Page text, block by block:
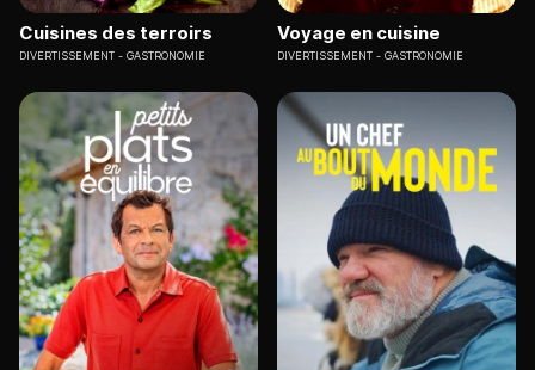
Cuisines des terroirs
DIVERTISSEMENT GASTRONOMIE
Voyage en cuisine
DIVERTISSEMENT GASTRONOMIE